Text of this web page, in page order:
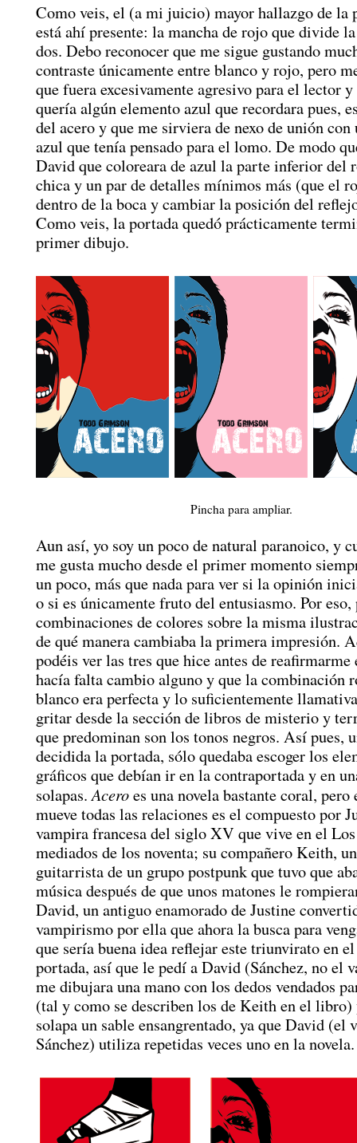
Como veis, el (a mi juicio) mayor hallazgo de la
está ahí presente: la mancha de rojo que divide
dos. Debo reconocer que me sigue gustando
contraste únicamente entre blanco y rojo, pero
que fuera excesivamente agresivo para el lector y
quería algún elemento azul que recordara pues,
del acero y que me sirviera de nexo de unión con
azul que tenía pensado para el lomo. De modo
David que coloreara de azul la parte inferior del
chica y un par de detalles mínimos más (que el
dentro de la boca y cambiar la posición del
Como veis, la portada quedó prácticamente
primer dibujo.
Pincha para ampliar.
Aun así, yo soy un poco de natural paranoico, y
me gusta mucho desde el primer momento
un poco, más que nada para ver si la opinión
o si es únicamente fruto del entusiasmo. Por eso,
combinaciones de colores sobre la misma
de qué manera cambiaba la primera impresión.
podéis ver las tres que hice antes de reafirmarme
hacía falta cambio alguno y que la combinación
blanco era perfecta y lo suficientemente
gritar desde la sección de libros de misterio y
que predominan son los tonos negros. Así pues,
decidida la portada, sólo quedaba escoger los
gráficos que debían ir en la contraportada y en
solapas.Aceroes una novela bastante coral, pero
mueve todas las relaciones es el compuesto por
vampira francesa del siglo XV que vive en el
mediados de los noventa; su compañero Keith,
guitarrista de un grupo postpunk que tuvo que
música después de que unos matones le
David, un antiguo enamorado de Justine
vampirismo por ella que ahora la busca para
que sería buena idea reflejar este triunvirato en
portada, así que le pedí a David (Sánchez, no el
me dibujara una mano con los dedos vendados
(tal y como se describen los de Keith en el libro)
solapa un sable ensangrentado, ya que David (el
Sánchez) utiliza repetidas veces uno en la novela.